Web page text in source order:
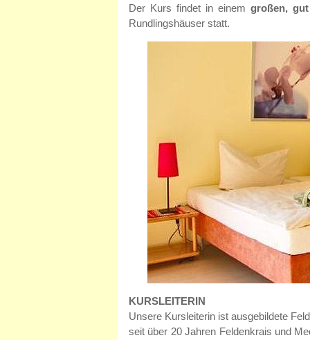
Der Kurs findet in einem großen,
Rundlingshäuser statt.
KURSLEITERIN
Unsere Kursleiterin ist ausgebildete
seit über 20 Jahren Feldenkrais und